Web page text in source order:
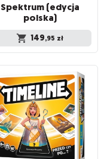
Spektrum (edycja
polska)
149,95 zł